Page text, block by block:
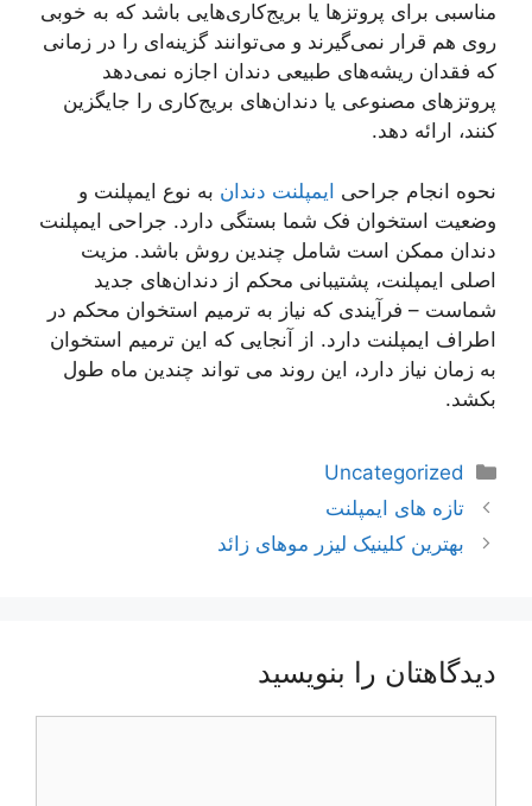
مناسبی برای پروتزها یا بریج‌کاری‌هایی باشد که به خوبی
روی هم قرار نمی‌گیرند و می‌توانند گزینه‌ای را در زمانی
که فقدان ریشه‌های طبیعی دندان اجازه نمی‌دهد
پروتزهای مصنوعی یا دندان‌های بریج‌کاری را جایگزین
کنند، ارائه دهد.
نحوه انجام جراحی ایمپلنت دندان به نوع ایمپلنت و
وضعیت استخوان فک شما بستگی دارد. جراحی ایمپلنت
دندان ممکن است شامل چندین روش باشد. مزیت
اصلی ایمپلنت، پشتیبانی محکم از دندان‌های جدید
شماست – فرآیندی که نیاز به ترمیم استخوان محکم در
اطراف ایمپلنت دارد. از آنجایی که این ترمیم استخوان
به زمان نیاز دارد، این روند می تواند چندین ماه طول
بکشد.
دسته‌ها
Uncategorized
ناوبری
نوشته‌ها
تازه های ایمپلنت
بهترین کلینیک لیزر موهای زائد
دیدگاهتان را بنویسید